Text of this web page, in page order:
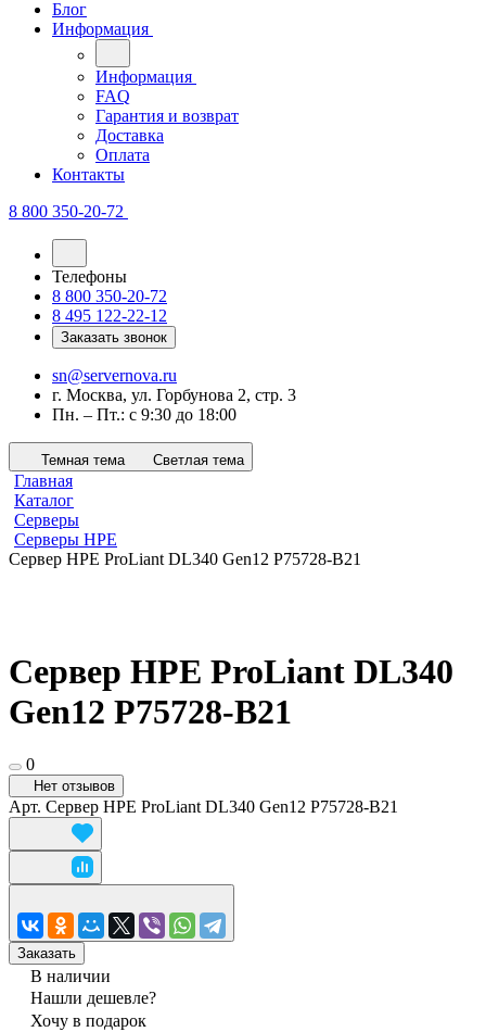
Блог
Информация
Информация
FAQ
Гарантия и возврат
Доставка
Оплата
Контакты
8 800 350-20-72
Телефоны
8 800 350-20-72
8 495 122-22-12
Заказать звонок
sn@servernova.ru
г. Москва, ул. Горбунова 2, стр. 3
Пн. – Пт.: с 9:30 до 18:00
Темная тема Светлая тема
Главная
Каталог
Серверы
Серверы HPE
Сервер HPE ProLiant DL340 Gen12 P75728-B21
Сервер HPE ProLiant DL340
Gen12 P75728-B21
0
Нет отзывов
Арт. Сервер HPE ProLiant DL340 Gen12 P75728-B21
Заказать
В наличии
Нашли дешевле?
Хочу в подарок